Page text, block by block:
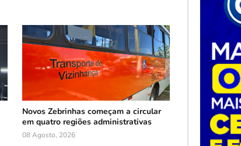
Novos Zebrinhas começam a circular
em quatro regiões administrativas
08 Agosto, 2026